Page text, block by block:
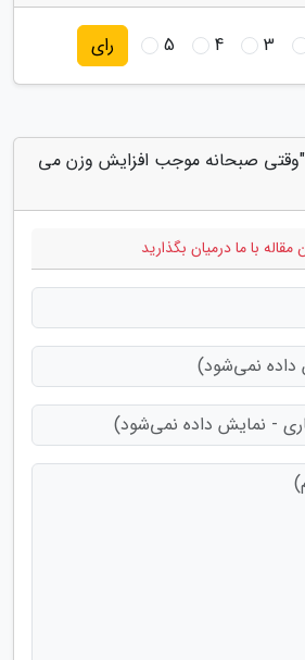
3
4
5 رای
"وقتی صبحانه موجب افزایش وزن می
با ما درمیان بگذارید